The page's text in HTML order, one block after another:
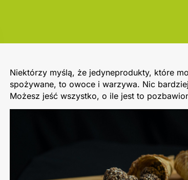
Niektórzy myślą, że jedyneprodukty, które
spożywane, to owoce i warzywa. Nic
Możesz jeść wszystko, o ile jest to